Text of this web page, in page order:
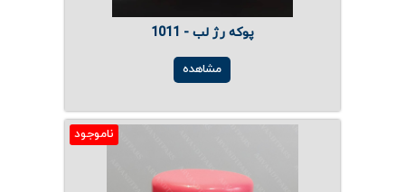
پوکه رژ لب - 1011
مشاهده
ناموجود